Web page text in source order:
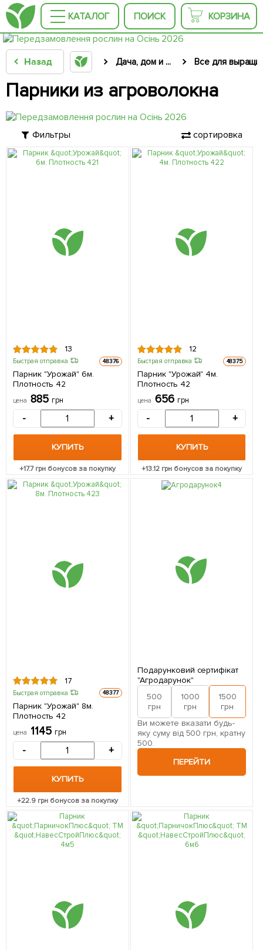
КАТАЛОГ ПОИСК КОРЗИНА
Назад Дача, дом и ... Все для
Парники из агроволокна
Фильтры сортировка
13
Быстрая отправка 48376
Парник "Урожай" 6м.
Плотность 42
цена 885 грн
- +
КУПИТЬ
+17.7грн бонусов за покупку
12
Быстрая отправка 48375
Парник "Урожай" 4м.
Плотность 42
цена 656 грн
- +
КУПИТЬ
+13.12 грн бонусов за покупку
17
Быстрая отправка 48377
Парник "Урожай" 8м.
Плотность 42
цена 1145 грн
- +
КУПИТЬ
+22.9 грн бонусов за покупку
Подарунковий сертифікат
"Агродарунок"
500
грн
1000
грн
1500
грн
Ви можете вказати будь-
яку суму від 500 грн, кратну
500.
ПЕРЕЙТИ